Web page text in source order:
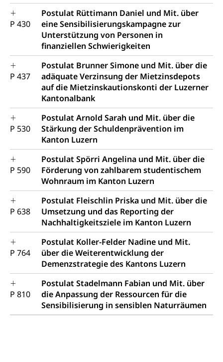
P 430
Postulat Rüttimann Daniel und Mit. über
eine Sensibilisierungskampagne zur
Unterstützung von Personen in
finanziellen Schwierigkeiten
P 437
Postulat Brunner Simone und Mit. über die
adäquate Verzinsung der Mietzinsdepots
auf die Mietzinskautionskonti der Luzerner
Kantonalbank
P 530
Postulat Arnold Sarah und Mit. über die
Stärkung der Schuldenprävention im
Kanton Luzern
P 590
Postulat Spörri Angelina und Mit. über die
Förderung von zahlbarem studentischem
Wohnraum im Kanton Luzern
P 638
Postulat Fleischlin Priska und Mit. über die
Umsetzung und das Reporting der
Nachhaltigkeitsziele im Kanton Luzern
P 764
Postulat Koller-Felder Nadine und Mit.
über die Weiterentwicklung der
Demenzstrategie des Kantons Luzern
P 810
Postulat Stadelmann Fabian und Mit. über
die Anpassung der Ressourcen für die
Sensibilisierung in sensiblen Naturräumen